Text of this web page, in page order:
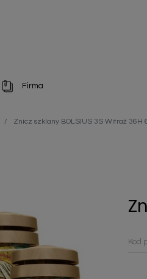
Firma
Artykuły Higieniczne
Zobacz wszystkie
Znicz szklany BOLSIUS 3S Witraż 36H
Kod